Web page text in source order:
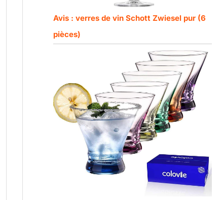
Avis : verres de vin Schott Zwiesel pur (6
pièces)